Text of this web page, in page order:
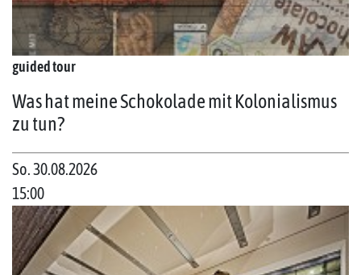
guided tour
Was hat meine Schokolade mit Kolonialismus
zu tun?
So. 30.08.2026
15:00